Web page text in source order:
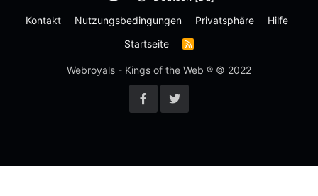
Kontakt
Nutzungsbedingungen Privatsphäre
Hilfe
Startseite
R
S
Webroyals - Kings of the Web ® © 2022